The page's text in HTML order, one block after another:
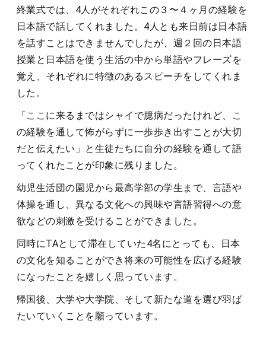
終業式では、4人がそれぞれこの３〜４ヶ月の経験を
日本語で話してくれました。4人とも来日前は日本語
を話すことはできませんでしたが、週２回の日本語
授業と日本語を使う生活の中から単語やフレーズを
覚え、それぞれに特徴のあるスピーチをしてくれま
した。
「ここに来るまではシャイで臆病だったけれど、こ
の経験を通して怖がらずに一歩歩き出すことが大切
だと伝えたい」と生徒たちに自分の経験を通して語
ってくれたことが印象に残りました。
幼児生活団の園児から最高学部の学生まで、言語や
体操を通し、異なる文化への興味や言語習得への意
欲などの刺激を受けることができました。
同時にTAとして滞在していた4名にとっても、日本
の文化を知ることができ将来の可能性を広げる経験
になったことを嬉しく思っています。
帰国後、大学や大学院、そして新たな道を選び羽ば
たいていくことを願っています。